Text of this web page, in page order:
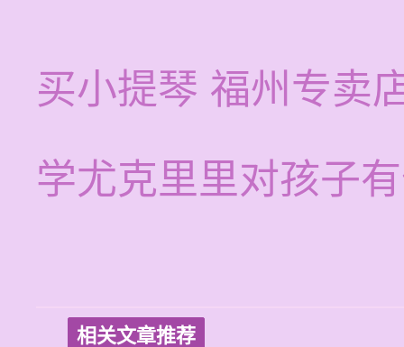
买小提琴 福州专卖
学尤克里里对孩子
相关文章推荐